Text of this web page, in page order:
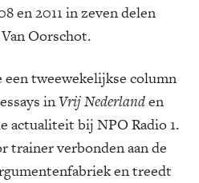
en 2011 in zeven delen
Oorschot.
tweewekelijkse column
inVrij Nederlanden
actualiteit bij NPO Radio 1.
trainer verbonden aan de
en treedt